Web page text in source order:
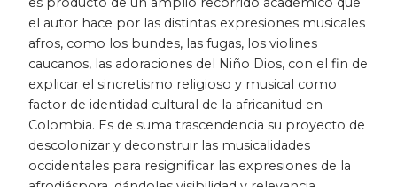
Lenguas
Literatura
Matemáticas
Medicina
el autor hace por las distintas expresiones musicales
afros, como los bundes, las fugas, los violines
caucanos, las adoraciones del Niño Dios, con el fin de
explicar el sincretismo religioso y musical como
factor de identidad cultural de la africanitud en
Colombia. Es de suma trascendencia su proyecto de
descolonizar y deconstruir las musicalidades
occidentales para resignificar las expresiones de la